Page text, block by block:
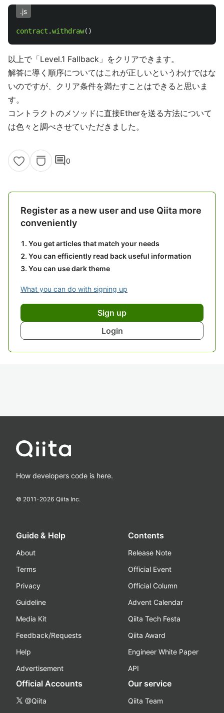
.js
contract .withdraw()
以上で「Level.1 Fallback」をクリアできます。
解答に導く順序についてはこれが正しいというわけではな
いのですが、クリア条件を満たすことはできると思いま
す。
コントラクトのメソッドに直接Etherを送る方法について
は色々と調べさせていただきました。
comment0
Register as a new user and use Qiita more
conveniently
You get articles that match your needs
You can efficiently read back useful information
You can use dark theme
What you can do with signing up
Sign up
Login
How developers code is here.
© 2011-2026 Qiita Inc.
Guide & Help
About
Terms
Privacy
Guideline
Media Kit
Feedback/Requests
Help
Advertisement
Contents
Release Note
Official Event
Official Column
Advent Calendar
Qiita Tech Festa
Qiita Award
Engineer White Paper
API
Official Accounts
@Qiita
Our service
Qiita Team